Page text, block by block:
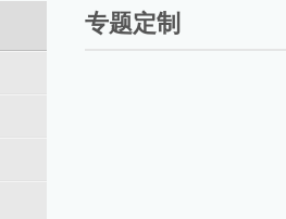
专题定制